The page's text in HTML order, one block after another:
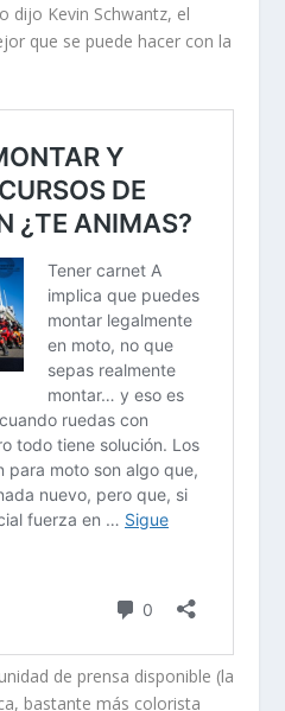
dijo Kevin Schwantz, el
que se puede hacer con la
de prensa disponible (la
bastante más colorista